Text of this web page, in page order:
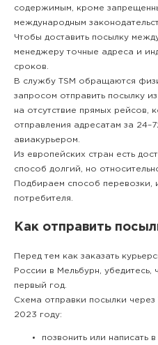
содержимым, кроме
международным
Чтобы доставить посылку
менеджеру точные адреса и
сроков.
В службу TSM обращаются
запросом отправить посылку
на отсутствие прямых рейсов,
отправления адресатам за
авиакурьером.
Из европейских стран есть
способ долгий, но
Подбираем способ перевозки,
потребителя.
Как отправить
Перед тем как заказать
России в Мельбурн, убедитесь,
первый год.
Схема отправки посылки
2023 году:
позвонить или написать